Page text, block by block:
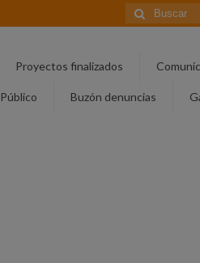
Buscar
por:
Proyectos finalizados
Buzón denuncias